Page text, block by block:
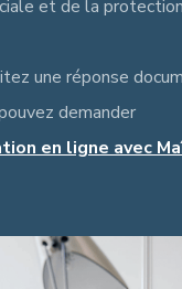
et de la
une réponse
demander
en ligne avec